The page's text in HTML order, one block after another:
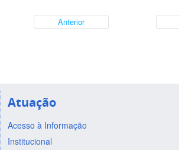
Anterior
Atuação
Acesso à Informação
Institucional